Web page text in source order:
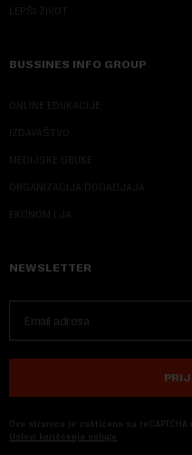
LEPŠI ŽIVOT
BUSSINES INFO GROUP
ONLINE EDUKACIJE
IZDAVAŠTVO
MEDIJSKE OBUKE
ORGANIZACIJA DOGADJAJA
EKONOM I JA
NEWSLETTER
Ova stranica je zaštićena sa
Uslovi korišćenja usluge